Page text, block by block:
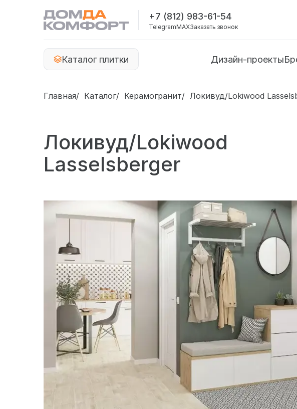
+7 (812) 983-61-54
TelegramMAXЗаказать звонок
Каталог плитки Дизайн-проекты
Главная Каталог Керамогранит Локивуд/Lokiwood
Локивуд/Lokiwood
Lasselsberger